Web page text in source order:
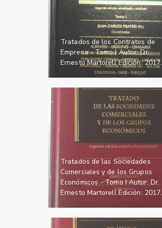
Tratados de los Contratos de
Empresa - Tomo I Autor: Dr.
Ernesto Martorell Edición: 2017.
Tratados de las Sociedades
Comerciales y de los Grupos
Económicos - Tomo I Autor: Dr.
Ernesto Martorell Edición: 2017.